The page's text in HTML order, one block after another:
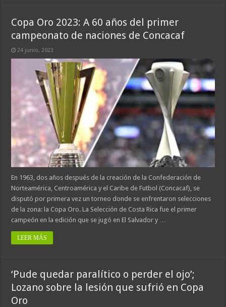
Copa Oro 2023: A 60 años del primer
campeonato de naciones de Concacaf
24 junio, 2023
En 1963, dos años después de la creación de la Confederación de
Norteamérica, Centroamérica y el Caribe de Futbol (Concacaf), se
disputó por primera vez un torneo donde se enfrentaron selecciones
de la zona: la Copa Oro. La Selección de Costa Rica fue el primer
campeón en la edición que se jugó en El Salvador y …
LEER MÁS
‘Pude quedar paralítico o perder el ojo’;
Lozano sobre la lesión que sufrió en Copa
Oro